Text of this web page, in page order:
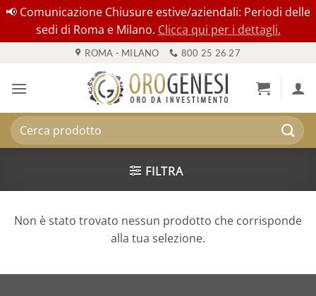
📢 Comunicazione Chiusure estive/aziendali: Periodi delle
sedi di Roma e Milano. Clicca qui per i dettagli.
contenuti
ROMA - MILANO 800 25 26 27
Cerca:
FILTRA
Non è stato trovato nessun prodotto che corrisponde
alla tua selezione.